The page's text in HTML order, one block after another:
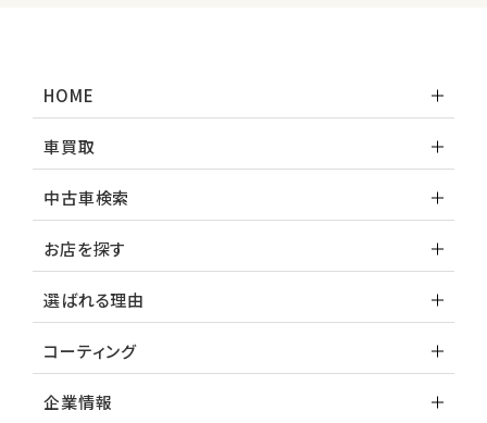
HOME
車買取
中古車検索
お店を探す
選ばれる理由
コーティング
企業情報